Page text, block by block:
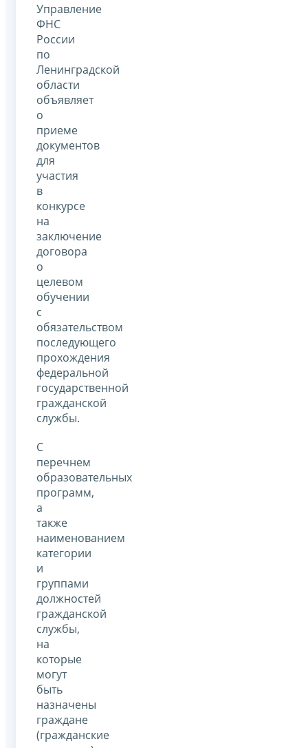
Управление
ФНС
России
по
Ленинградской
области
объявляет
о
приеме
документов
для
участия
в
конкурсе
на
заключение
договора
о
целевом
обучении
с
обязательством
последующего
прохождения
федеральной
государственной
гражданской
службы.
С
перечнем
образовательных
программ,
а
также
наименованием
категории
и
группами
должностей
гражданской
службы,
на
которые
могут
быть
назначены
граждане
(гражданские